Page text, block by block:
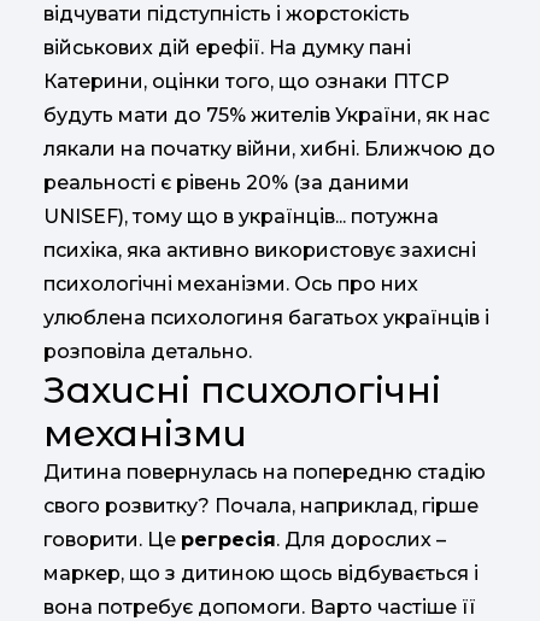
відчувати підступність і жорстокість
військових дій ерефії. На думку пані
Катерини, оцінки того, що ознаки ПТСР
будуть мати до 75% жителів України, як нас
лякали на початку війни, хибні. Ближчою до
реальності є рівень 20% (за даними
UNISEF), тому що в українців... потужна
психіка, яка активно використовує захисні
психологічні механізми. Ось про них
улюблена психологиня багатьох українців і
розповіла детально.
Захисні психологічні
механізми
Дитина повернулась на попередню стадію
свого розвитку? Почала, наприклад, гірше
говорити. Це регресія. Для дорослих –
маркер, що з дитиною щось відбувається і
вона потребує допомоги. Варто частіше її